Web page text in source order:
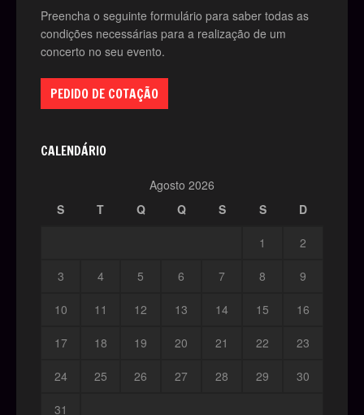
Preencha o seguinte formulário para saber todas as
condições necessárias para a realização de um
concerto no seu evento.
PEDIDO DE COTAÇÃO
CALENDÁRIO
Agosto 2026
S
T Q Q S S D
1 2
3 4 5 6 7 8 9
10 11 12 13 14 15 16
17 18 19 20 21 22 23
24 25 26 27 28 29 30
31